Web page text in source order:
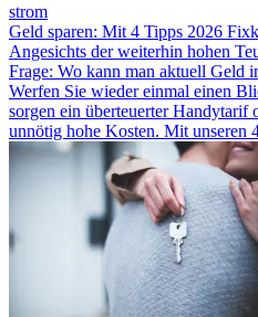
strom
Geld sparen: Mit 4 Tipps 2026
Angesichts der weiterhin hohen
Frage: Wo kann man aktuell Geld
Werfen Sie wieder einmal einen
sorgen ein überteuerter Handytarif
unnötig hohe Kosten. Mit unseren